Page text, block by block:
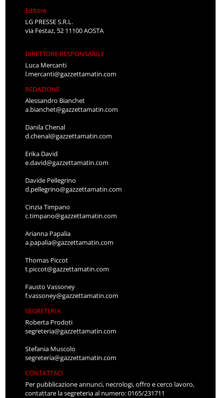
Editore
LG PRESSE S.R.L.
via Festaz, 52 11100 AOSTA
DIRETTORE RESPONSABILE
Luca Mercanti
l.mercanti@gazzettamatin.com
REDAZIONE
Alessandro Bianchet
a.bianchet@gazzettamatin.com
Danila Chenal
d.chenal@gazzettamatin.com
Erika David
e.david@gazzettamatin.com
Davide Pellegrino
d.pellegrino@gazzettamatin.com
Cinzia Timpano
c.timpano@gazzettamatin.com
Arianna Papalia
a.papalia@gazzettamatin.com
Thomas Piccot
t.piccot@gazzettamatin.com
Fausto Vassoney
f.vassoney@gazzettamatin.com
SEGRETERIA
Roberta Prodoti
segreteria@gazzettamatin.com
Stefania Muscolo
segreteria@gazzettamatin.com
CONTATTACI
Per pubblicazione annunci, necrologi, offro e cerco lavoro,
contattare la segreteria al numero: 0165/231711